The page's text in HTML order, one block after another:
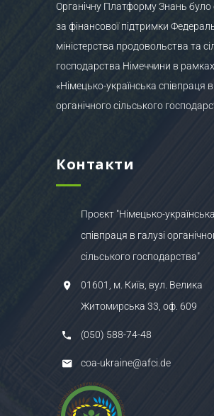
Органічну Платформу Знань було
за фінансової підтримки
міністерства продовольства та
господарства Німеччини в
«Німецько-українська співпраця в
органічного сільського
Контакти
Проєкт "Німецько-українська
співпраця в галузі
сільського господарства"
01601, м. Київ, вул. Велика
Житомирська 33, оф. 609
(050) 588-74-48
coa-ukraine@afci.de